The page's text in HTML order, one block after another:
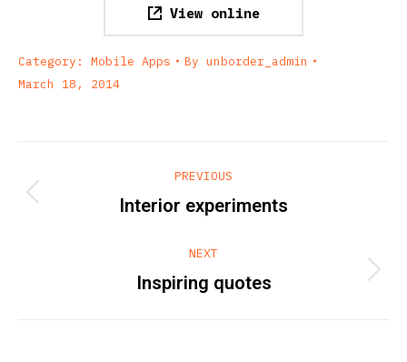
View online
Category: Mobile Apps By unborder_admin
March 18, 2014
navigation
PREVIOUS
Previous
Interior experiments
NEXT
Next
Inspiring quotes